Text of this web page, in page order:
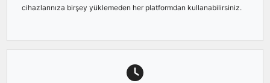
cihazlarınıza birşey yüklemeden her platformdan kullanabilirsiniz.